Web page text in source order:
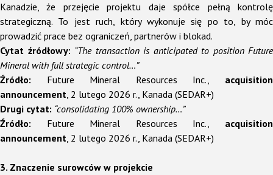
Kanadzie, że przejęcie projektu daje spółce pełną kontrolę
strategiczną. To jest ruch, który wykonuje się po to, by móc
prowadzić prace bez ograniczeń, partnerów i blokad.
Cytat źródłowy: “The transaction is anticipated to position Future
Mineral with full strategic control…”
Źródło: Future Mineral Resources Inc., acquisition
announcement, 2 lutego 2026 r., Kanada (SEDAR+)
Drugi cytat: “consolidating 100% ownership…”
Źródło: Future Mineral Resources Inc., acquisition
announcement, 2 lutego 2026 r., Kanada (SEDAR+)
3. Znaczenie surowców w projekcie